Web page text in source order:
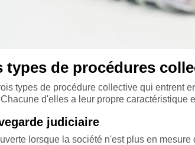
types de procédures
types de procédure collective qui entrent
d'elles a leur propre caractéristique
judiciaire
lorsque la société n'est plus en